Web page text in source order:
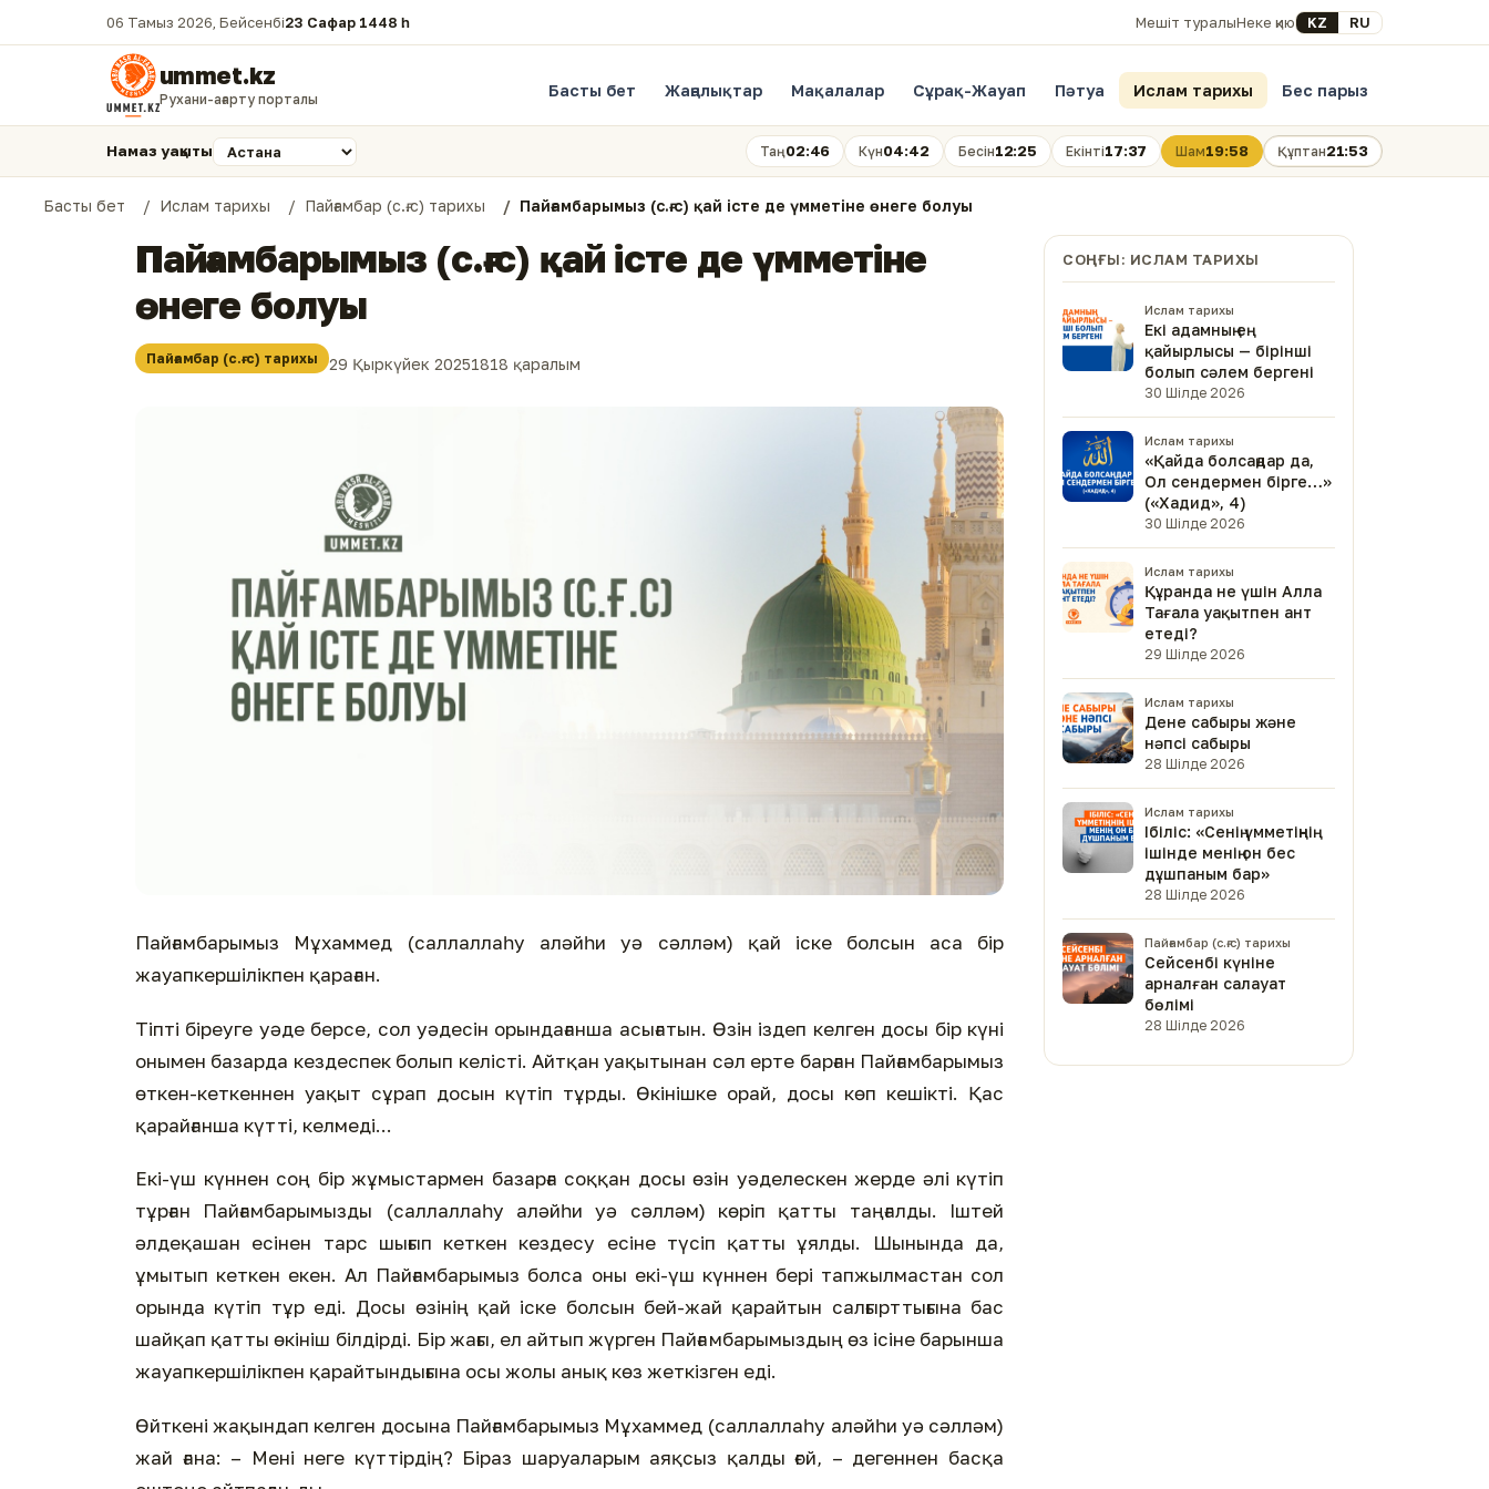
06 Тамыз 2026, Бейсенбі23 Сафар 1448 һ. Мешіт туралыНеке қиюSelect your language
KZ RU
ummet.kz
Рухани-ағарту порталы Басты бет Жаңалықтар Мақалалар Сұрақ-Жауап Пәтуа Ислам тарихы Бес парыз
Намаз уақыты Таң02:46 Күн04:42 Бесін12:25 Екінті17:37 Шам19:58 Құптан21:53
Басты бет Ислам тарихы Пайғамбар (с.ғ.с) тарихы Пайғамбарымыз (с.ғ.с) қай істе де үмметіне өнеге болуы
Пайғамбарымыз (с.ғ.с) қай істе де үмметіне
өнеге болуы
Пайғамбар (с.ғ.с) тарихы 29 Қыркүйек 20251818 қаралым
Пайғамбарымыз Мұхаммед (саллаллаһу аләйһи уә сәлләм) қай іске болсын аса бір
жауапкершілікпен қараған.
Тіпті біреуге уәде берсе, сол уәдесін орындағанша асығатын. Өзін іздеп келген досы бір күні
онымен базарда кездеспек болып келісті. Айтқан уақытынан сәл ерте барған Пайғамбарымыз
өткен-кеткеннен уақыт сұрап досын күтіп тұрды. Өкінішке орай, досы көп кешікті. Қас
қарайғанша күтті, келмеді...
Екі-үш күннен соң бір жұмыстармен базарға соққан досы өзін уәделескен жерде әлі күтіп
тұрған Пайғамбарымызды (саллаллаһу аләйһи уә сәлләм) көріп қатты таңғалды. Іштей
әлдеқашан есінен тарс шығып кеткен кездесу есіне түсіп қатты ұялды. Шынында да,
ұмытып кеткен екен. Ал Пайғамбарымыз болса оны екі-үш күннен бері тапжылмастан сол
орында күтіп тұр еді. Досы өзінің қай іске болсын бей-жай қарайтын салғырттығына бас
шайқап қатты өкініш білдірді. Бір жағы, ел айтып жүрген Пайғамбарымыздың өз ісіне барынша
жауапкершілікпен қарайтындығына осы жолы анық көз жеткізген еді.
Өйткені жақындап келген досына Пайғамбарымыз Мұхаммед (саллаллаһу аләйһи уә сәлләм)
жай ғана: – Мені неге күттірдің? Біраз шаруаларым аяқсыз қалды ғой, – дегеннен басқа
СОҢҒЫ: ИСЛАМ ТАРИХЫ
Ислам тарихы
Екі адамның ең
қайырлысы — бірінші
болып сәлем бергені
30 Шілде 2026
Ислам тарихы
«Қайда болсаңдар да,
Ол сендермен бірге…»
(«Хадид», 4)
30 Шілде 2026
Ислам тарихы
Құранда не үшін Алла
Тағала уақытпен ант
етеді?
29 Шілде 2026
Ислам тарихы
Дене сабыры және
нәпсі сабыры
28 Шілде 2026
Ислам тарихы
Ібіліс: «Сенің үмметіңнің
ішінде менің он бес
дұшпаным бар»
28 Шілде 2026
Пайғамбар (с.ғ.с) тарихы
Сейсенбі күніне
арналған салауат
бөлімі
28 Шілде 2026